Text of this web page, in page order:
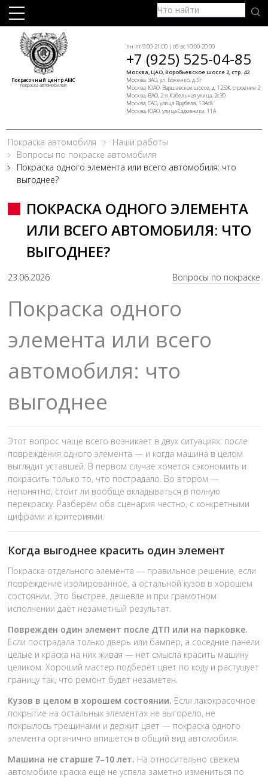
Покрасочный центр АМС
покраска автомобилей
пн-пт 9:00-21:00 | сб-вс 10:00-20:00
+7 (925) 525-04-85
Москва, ЦАО, Воробьевское шоссе 2, стр. 42
Москва, ЗАО, ул. Боженко, д.5г
Москва, ЮАО, Варшавское шоссе, д. 125Ж, строение 2
Москва, ВАО, 2-я Кабельная улица, 2с30
Москва, САО, улица Врубеля, 13Ас8
Москва, ЮАО, улица Садовники, 11А
Покраска автомобиля
Наши работы
Вопросы по покраске автомобиля
Покраска одного элемента или всего автомобиля: что
выгоднее?
ПОКРАСКА ОДНОГО ЭЛЕМЕНТА
ИЛИ ВСЕГО АВТОМОБИЛЯ: ЧТО
ВЫГОДНЕЕ?
23.06.2026 Вопросы по покраске
Покраска одного
элемента или всего
автомобиля: что
выгоднее
Этот вопрос чаще всего возникает в двух ситуациях: после
повреждения одного элемента — и когда машина в целом
выглядит уставшей. В первом случае хочется сэкономить и
покрасить только то, что пострадало. Во втором —
непонятно, стоит ли вообще вкладываться в полную
перекраску. Разберём оба сценария честно, с конкретными
цифрами и критериями.
Когда выгоднее красить один элемент
Покраска отдельного элемента — правильное решение, если
повреждение изолированное, а остальной кузов в хорошем
состоянии. Это быстрее, дешевле и при грамотном
исполнении даёт незаметный результат.
Повреждён один элемент после ДТП или на парковке.
Если пострадала только дверь или бампер, а соседние панели
целые и краска на них живая — нет смысла красить машину
целиком. Хороший мастер подберёт цвет по коду и растушует
границу так, что ремонт будет незаметен.
Кузов в целом в хорошем состоянии. Если лакокрасочное
покрытие на остальных элементах не выгорело, не
покрылось трещинами и держит цвет — покраска одного
элемента органично впишется в общий вид автомобиля.
Машина не старше 7–10 лет. На относительно свежем
автомобиле краска ещё не успела заметно измениться по